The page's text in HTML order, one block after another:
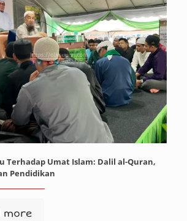
Terhadap Umat Islam: Dalil al-Quran,
Pendidikan
more